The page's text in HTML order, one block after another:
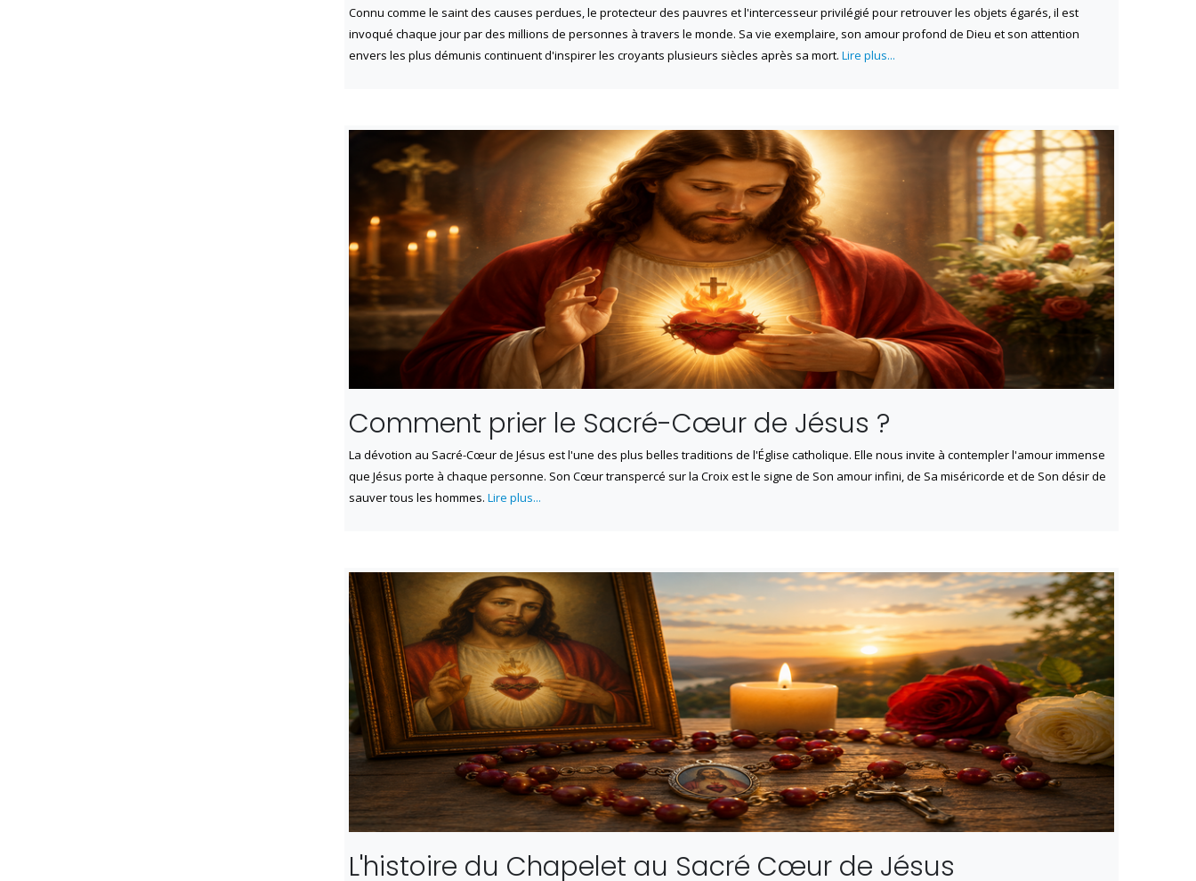
Connu comme le saint des causes perdues, le protecteur des pauvres et l'intercesseur privilégié pour retrouver les objets égarés, il est
invoqué chaque jour par des millions de personnes à travers le monde. Sa vie exemplaire, son amour profond de Dieu et son attention
envers les plus démunis continuent d'inspirer les croyants plusieurs siècles après sa mort. Lire plus...
Comment prier le Sacré-Cœur de Jésus ?
La dévotion au Sacré-Cœur de Jésus est l'une des plus belles traditions de l'Église catholique. Elle nous invite à contempler l'amour immense
que Jésus porte à chaque personne. Son Cœur transpercé sur la Croix est le signe de Son amour infini, de Sa miséricorde et de Son désir de
sauver tous les hommes. Lire plus...
L'histoire du Chapelet au Sacré Cœur de Jésus